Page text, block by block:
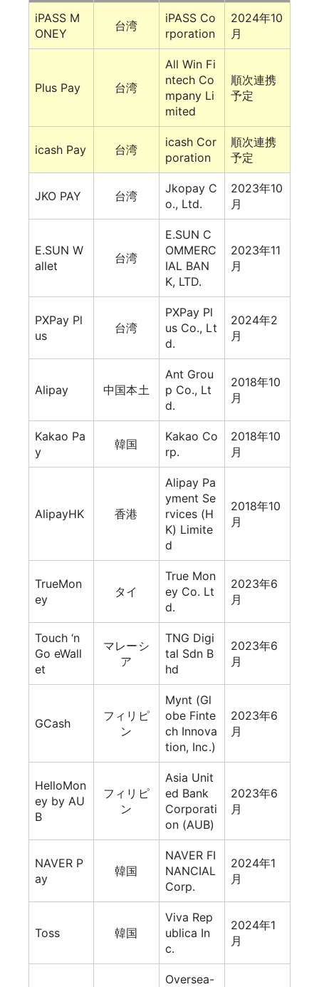
iPASS M
ONEY
台湾
iPASS Co
rporation
2024年10
月
Plus Pay 台湾
All Win Fi
ntech Co
mpany Li
mited
順次連携
予定
icash Pay 台湾
icash Cor
poration
順次連携
予定
JKO PAY 台湾
Jkopay C
o., Ltd.
2023年10
月
E.SUN W
allet
台湾
E.SUN C
OMMERC
IAL BAN
K, LTD.
2023年11
月
PXPay Pl
us
台湾
PXPay Pl
us Co., Lt
d.
2024年2
月
Alipay 中国本土
Ant Grou
p Co., Lt
d.
2018年10
月
Kakao Pa
y
韓国
Kakao Co
rp.
2018年10
月
AlipayHK 香港
Alipay Pa
yment Se
rvices (H
K) Limite
d
2018年10
月
TrueMon
ey
タイ
True Mon
ey Co. Lt
d.
2023年6
月
Touch ‘n
Go eWall
et
マレーシ
ア
TNG Digi
tal Sdn B
hd
2023年6
月
GCash
フィリピ
ン
Mynt (Gl
obe Finte
ch Innova
tion, Inc.)
2023年6
月
HelloMon
ey by AU
B
フィリピ
ン
Asia Unit
ed Bank
Corporati
on (AUB)
2023年6
月
NAVER P
ay
韓国
NAVER FI
NANCIAL
Corp.
2024年1
月
Toss 韓国
Viva Rep
ublica In
c.
2024年1
月
Oversea-